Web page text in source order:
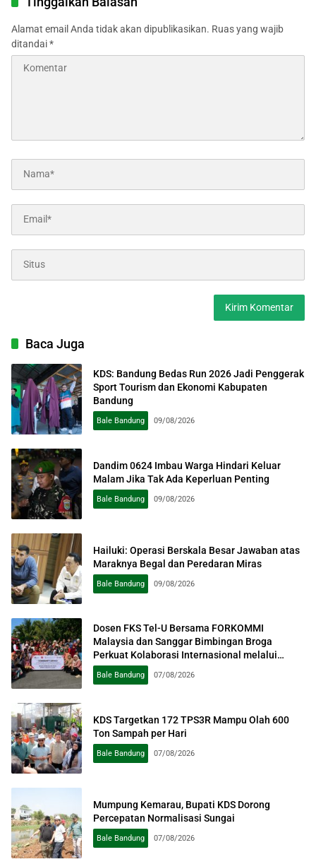
Alamat email Anda tidak akan dipublikasikan. Ruas yang wajib
ditandai*
Baca Juga
KDS: Bandung Bedas Run 2026 Jadi Penggerak
Sport Tourism dan Ekonomi Kabupaten
Bandung
Bale Bandung 09/08/2026
Dandim 0624 Imbau Warga Hindari Keluar
Malam Jika Tak Ada Keperluan Penting
Bale Bandung 09/08/2026
Hailuki: Operasi Berskala Besar Jawaban atas
Maraknya Begal dan Peredaran Miras
Bale Bandung 09/08/2026
Dosen FKS Tel-U Bersama FORKOMMI
Malaysia dan Sanggar Bimbingan Broga
Perkuat Kolaborasi Internasional melalui
Pengabdian kepada Masyarakat
Bale Bandung 07/08/2026
KDS Targetkan 172 TPS3R Mampu Olah 600
Ton Sampah per Hari
Bale Bandung 07/08/2026
Mumpung Kemarau, Bupati KDS Dorong
Percepatan Normalisasi Sungai
Bale Bandung 07/08/2026